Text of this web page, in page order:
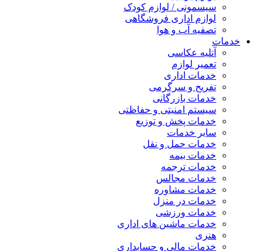
سیسمونی / لوازم کودک
لوازم اداری فروشگاهی
تصفیه آب و هوا
خدمات
آتلیه عکاسی
تعمیر لوازم
خدمات اداری
تفریح و سرگرمی
خدمات بازرگانی
سیستم امنیتی و حفاظتی
خدمات پخش و توزیع
سایر خدمات
خدمات حمل و نقل
خدمات بیمه
خدمات ترجمه
خدمات مجالس
خدمات مشاوره
خدمات در منزل
خدمات ورزشی
خدمات ماشین های اداری
هنری
خدمات مالی و حسابداری